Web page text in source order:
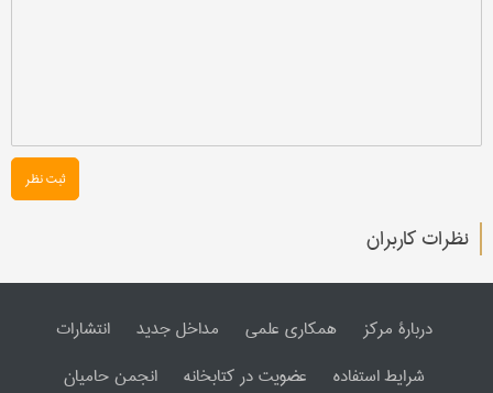
ثبت نظر
نظرات کاربران
دربارۀ مرکز همکاری علمی مداخل جدید
انتشارات
شرایط استفاده
عضویت در کتابخانه
انجمن حامیان